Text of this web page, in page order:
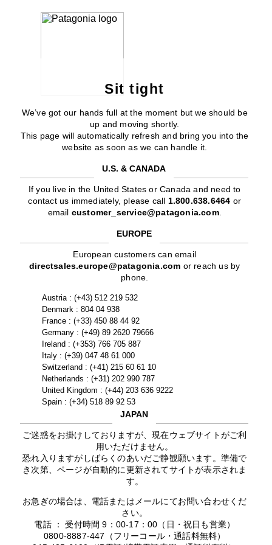
Sit tight
We’ve got our hands full at the moment but we should be
up and moving shortly.
This page will automatically refresh and bring you into the
website as soon as we can handle it.
U.S. & CANADA
If you live in the United States or Canada and need to
contact us immediately, please call 1.800.638.6464 or
email customer_service@patagonia.com.
EUROPE
European customers can email
directsales.europe@patagonia.com or reach us by
phone.
Austria : (+43) 512 219 532
Denmark : 804 04 938
France : (+33) 450 88 44 92
Germany : (+49) 89 2620 79666
Ireland : (+353) 766 705 887
Italy : (+39) 047 48 61 000
Switzerland : (+41) 215 60 61 10
Netherlands : (+31) 202 990 787
United Kingdom : (+44) 203 636 9222
Spain : (+34) 518 89 92 53
JAPAN
ご迷惑をお掛けしておりますが、現在ウェブサイトがご利
用いただけません。
恐れ入りますがしばらくのあいだご静観願います。準備で
き次第、ページが自動的に更新されてサイトが表示されま
す。
お急ぎの場合は、電話またはメールにてお問い合わせくだ
さい。
電話 ： 受付時間 9：00-17：00（日・祝日も営業）
0800-8887-447（フリーコール・通話料無料）